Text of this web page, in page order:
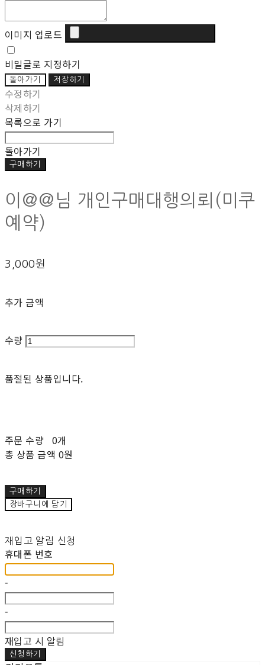
이미지 업로드
비밀글로 지정하기
돌아가기 저장하기
수정하기
삭제하기
목록으로 가기
돌아가기
구매하기
이@@님 개인구매대행의뢰(미쿠
예약)
3,000원
추가 금액
수량
품절된 상품입니다.
주문 수량 0개
총 상품 금액 0원
구매하기
장바구니에 담기
재입고 알림 신청
휴대폰 번호
-
-
재입고 시 알림
신청하기